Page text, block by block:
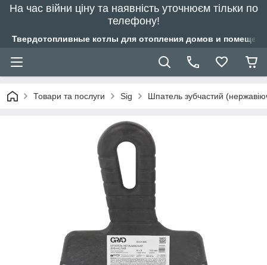
На час війни ціну та наявність уточнюєм тільки по
телефону!
Твердотопливные котлы для отопления домов и
Товари та послуги Sig Шпатель зубчастий